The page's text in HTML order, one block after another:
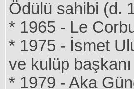
Ödülü sahibi (d.
* 1965 - Le
* 1975 - İsmet
ve kulüp başkanı
* 1979 - Aka